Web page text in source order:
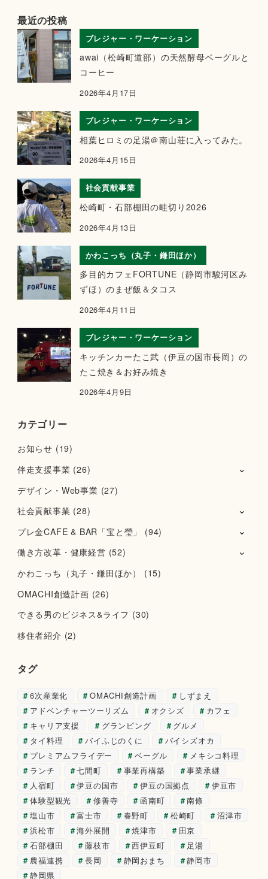
最近の投稿
ブレジャー・ワーケーション
awai（松崎町道部）の天然酵母ベーグルと
コーヒー
2026年4月17日
ブレジャー・ワーケーション
相葉ヒロミの足湯＠南山荘に入ってみた。
2026年4月15日
社会貢献事業
松崎町・石部棚田の畦切り2026
2026年4月13日
かわこっち（丸子・鎌田ほか）
多目的カフェFORTUNE（静岡市駿河区み
ずほ）のまぜ飯＆タコス
2026年4月11日
ブレジャー・ワーケーション
キッチンカーたこ武（伊豆の国市長岡）の
たこ焼き＆お好み焼き
2026年4月9日
カテゴリー
お知らせ (19)
伴走支援事業 (26)
デザイン・Web事業 (27)
社会貢献事業 (28)
プレ金CAFE & BAR「宝と瑩」
(94)
働き方改革・健康経営 (52)
かわこっち（丸子・鎌田ほか）
(15)
OMACHI創造計画 (26)
できる男のビジネス&ライフ (30)
移住者紹介 (2)
タグ
6次産業化 OMACHI創造計画
しずまえ
アドベンチャーツーリズム
オクシズ
カフェ
キャリア支援
グランピング
グルメ
タイ料理
バイふじのくに
バイシズオカ
プレミアムフライデー
ベーグル
メキシコ料理
ランチ
七間町 事業再構築
事業承継
人宿町
伊豆の国市 伊豆の国拠点
伊豆市
体験型観光
修善寺 函南町
南條
塩山市
富士市 春野町 松崎町
沼津市
浜松市
海外展開 焼津市
田京
石部棚田
藤枝市 西伊豆町
足湯
農福連携
長岡 静岡おまち
静岡市
静岡県